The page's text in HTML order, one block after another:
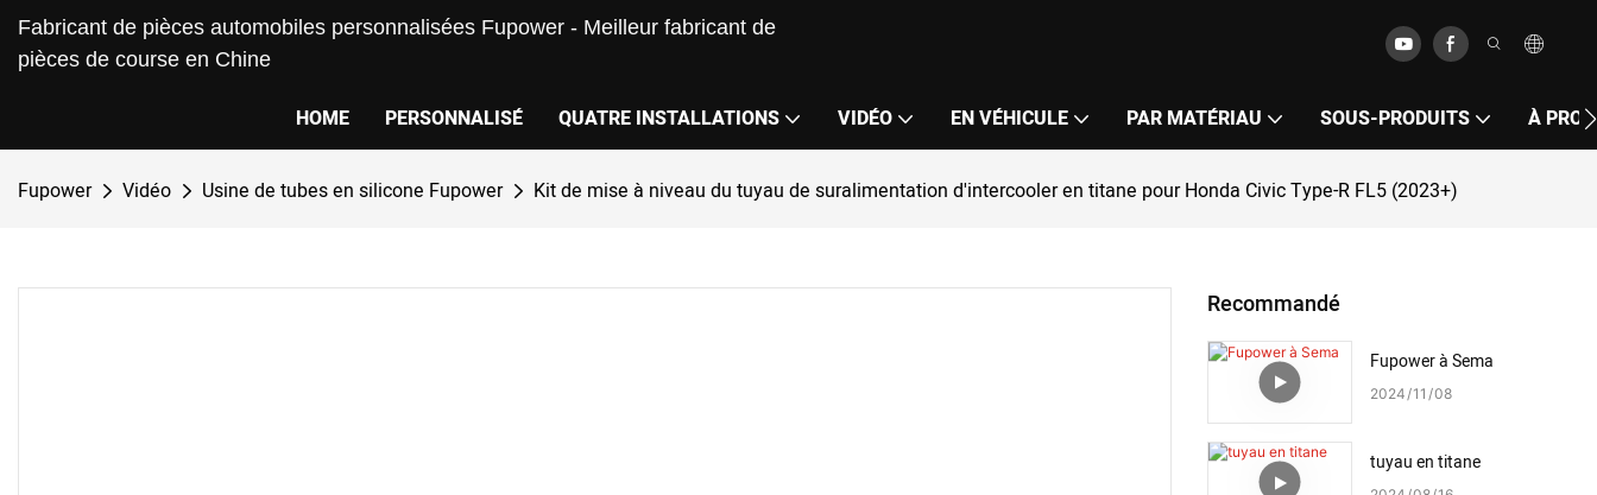
Fabricant de pièces automobiles personnalisées Fupower - Meilleur fabricant de
pièces de course en Chine
HOME PERSONNALISÉ QUATRE INSTALLATIONS VIDÉO EN VÉHICULE PAR MATÉRIAU SOUS-PRODUITS À
Fupower Vidéo Usine de tubes en silicone Fupower Kit de mise à niveau du tuyau de suralimentation d'intercooler en titane pour Honda Civic Type-R FL5 (2023+)
Recommandé
Fupower à Sema
2024 11 08
tuyau en titane